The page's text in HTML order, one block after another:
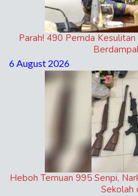
Parah! 490 Pemda
6 August 2026
Heboh Temuan 995 Senpi,
Sekolah